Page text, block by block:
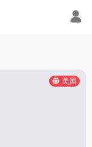
美国